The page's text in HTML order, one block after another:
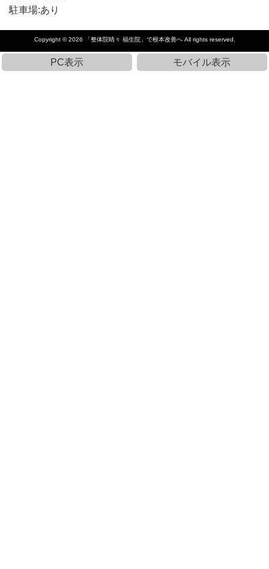
駐車場:あり
Copyright © 2026 「整体院晴々 福生院」で根本改善へAll rights reserved.
PC表示 モバイル表示